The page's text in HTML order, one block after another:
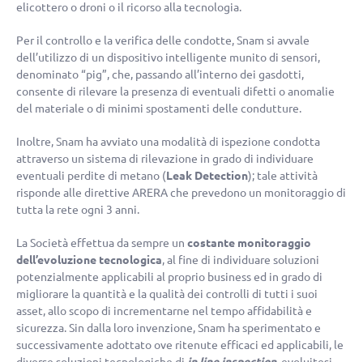
elicottero o droni o il ricorso alla tecnologia.
Per il controllo e la verifica delle condotte, Snam si avvale
dell’utilizzo di un dispositivo intelligente munito di sensori,
denominato “pig”, che, passando all’interno dei gasdotti,
consente di rilevare la presenza di eventuali difetti o anomalie
del materiale o di minimi spostamenti delle condutture.
Inoltre, Snam ha avviato una modalità di ispezione condotta
attraverso un sistema di rilevazione in grado di individuare
eventuali perdite di metano (Leak Detection); tale attività
risponde alle direttive ARERA che prevedono un monitoraggio di
tutta la rete ogni 3 anni.
La Società effettua da sempre un costante monitoraggio
dell’evoluzione tecnologica, al fine di individuare soluzioni
potenzialmente applicabili al proprio business ed in grado di
migliorare la quantità e la qualità dei controlli di tutti i suoi
asset, allo scopo di incrementarne nel tempo affidabilità e
sicurezza. Sin dalla loro invenzione, Snam ha sperimentato e
successivamente adottato ove ritenute efficaci ed applicabili, le